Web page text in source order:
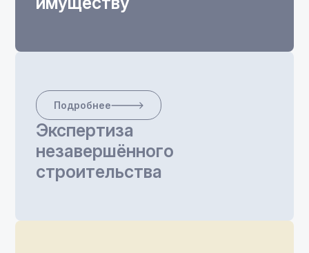
Подробнее
Экспертиза
незавершённого
строительства